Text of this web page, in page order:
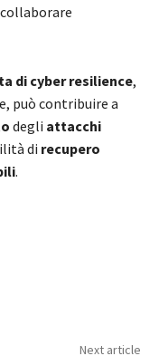
di cyber resilience,
può contribuire a
degli attacchi
di recupero
.
Next article